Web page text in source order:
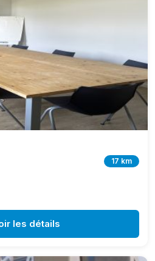
17 km
les détails